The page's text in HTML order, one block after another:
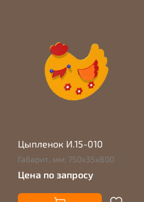
Цыпленок И.15-010
Габарит, мм: 750х35х800
Цена по запросу